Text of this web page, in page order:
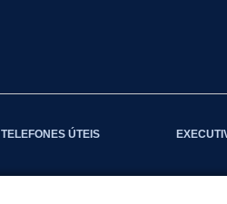
TELEFONES ÚTEIS